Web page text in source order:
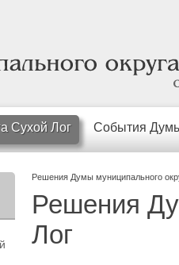
Сухой Лог События
Решения Думы муниципального
Решения
Лог